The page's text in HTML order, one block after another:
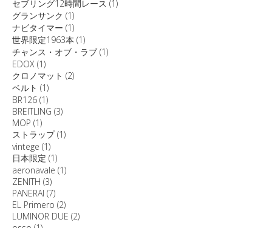
セブリング12時間レース (1)
グランサンク (1)
ナビタイマー (1)
世界限定1963本 (1)
チャンス・オブ・ラブ (1)
EDOX (1)
クロノマット (2)
ベルト (1)
BR126 (1)
BREITLING (3)
MOP (1)
ストラップ(1)
vintege (1)
日本限定 (1)
aeronavale (1)
ZENITH (3)
PANERAI (7)
EL Primero (2)
LUMINOR DUE (2)